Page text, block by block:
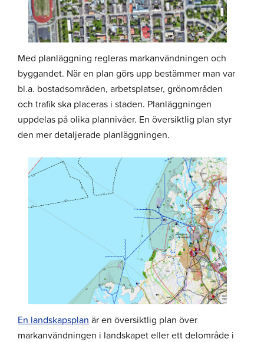
Med planläggning regleras markanvändningen och
byggandet. När en plan görs upp bestämmer man var
bl.a. bostadsområden, arbetsplatser, grönområden
och trafik ska placeras i staden. Planläggningen
uppdelas på olika plannivåer. En översiktlig plan styr
den mer detaljerade planläggningen.
En landskapsplan är en översiktlig plan över
markanvändningen i landskapet eller ett delområde i